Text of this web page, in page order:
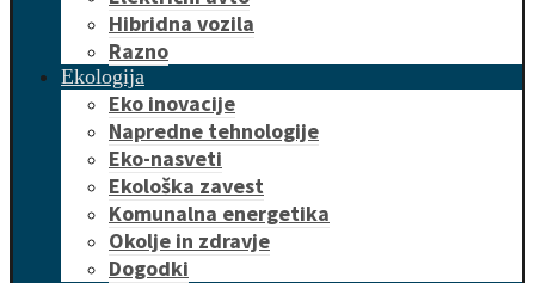
Hibridna vozila
Razno
Ekologija
Eko inovacije
Napredne tehnologije
Eko-nasveti
Ekološka zavest
Komunalna energetika
Okolje in zdravje
Dogodki